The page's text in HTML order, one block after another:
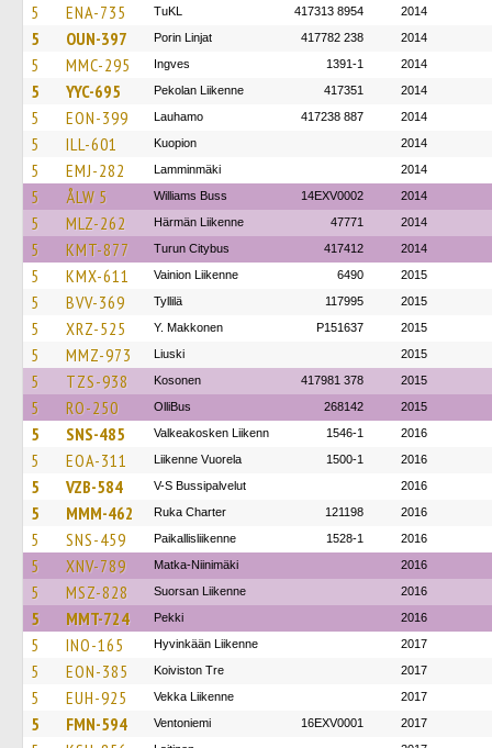
5 ENA-735 TuKL 417313 8954 2014
5 OUN-397 Porin Linjat 417782 238 2014
5 MMC-295 Ingves 1391-1 2014
5 YYC-695 Pekolan Liikenne 417351 2014
5 EON-399 Lauhamo 417238 887 2014
5 ILL-601 Kuopion 2014
5 EMJ-282 Lamminmäki 2014
5 ÅLW 5 Williams Buss 14EXV0002 2014
5 MLZ-262 Härmän Liikenne 47771 2014
5 KMT-877 Turun Citybus 417412 2014
5 KMX-611 Vainion Liikenne 6490 2015
5 BVV-369 Tyllilä 117995 2015
5 XRZ-525 Y. Makkonen P151637 2015
5 MMZ-973 Liuski 2015
5 TZS-938 Kosonen 417981 378 2015
5 RO-250 OlliBus 268142 2015
5 SNS-485 Valkeakosken Liikenn 1546-1 2016
5 EOA-311 Liikenne Vuorela 1500-1 2016
5 VZB-584 V-S Bussipalvelut 2016
5 MMM-462 Ruka Charter 121198 2016
5 SNS-459 Paikallisliikenne 1528-1 2016
5 XNV-789 Matka-Niinimäki 2016
5 MSZ-828 Suorsan Liikenne 2016
5 MMT-724 Pekki 2016
5 INO-165 Hyvinkään Liikenne 2017
5 EON-385 Koiviston Tre 2017
5 EUH-925 Vekka Liikenne 2017
5 FMN-594 Ventoniemi 16EXV0001 2017